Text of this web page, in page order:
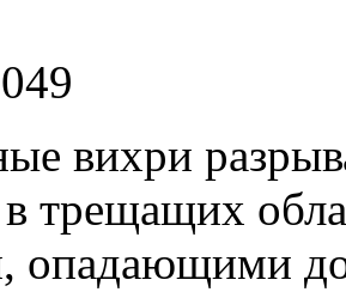
вихри
трещащих
опадающими